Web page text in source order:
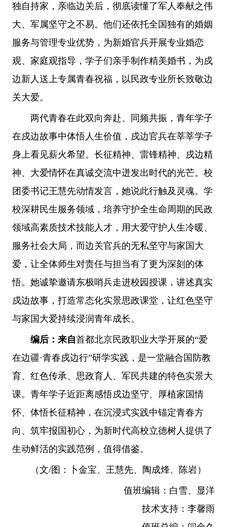
独自持家，亲临边关后，彻底读懂了军人奉献之伟
大、军属坚守之不易。他们还依托全国独有的婚姻
服务与管理专业优势，为新婚官兵开展专业婚恋
观、家庭观指导，学子们亲手制作精美婚书，为戍
边新人送上专属青春祝福，以民政专业所长致敬边
关大爱。
两代青春在此双向奔赴、同频共振，青年学子
在戍边故事中体悟人生价值，戍边官兵在莘莘学子
身上看见薪火希望。长征精神、雷锋精神、戍边精
神、大爱情怀在真诚交流中迸发出时代的光芒。校
团委书记王慧先动情发言，她说此行触及灵魂。学
校深耕民生服务领域，培养守护全生命周期的民政
领域高素质技术技能人才，用大爱守护人生冷暖、
服务社会大局，而边关官兵的无私坚守与家国大
爱，让全体师生对责任与担当有了更为深刻的体
悟。她诚挚邀请东极哨兵走进校园授课，讲述真实
戍边故事，打造常态化实景思政课堂，让红色坚守
与家国大爱持续浸润青年成长。
编后： 来自首都北京民政职业大学开展的“爱
在边疆·青春戍边行”研学实践，是一堂融合国防教
育、红色传承、思政育人、军民共建的特色实景大
课。青年学子近距离感悟戍边坚守、厚植家国情
怀、体悟长征精神，在沉浸式实践中锚定青春方
向、筑牢报国初心，为新时代高校立德树人提供了
生动鲜活的实践范例，值得借鉴。
（文/图：卜金宝、王慧先、陶成烽、陈岩）
值班编辑：白雪、显洋
技术支持：李馨雨